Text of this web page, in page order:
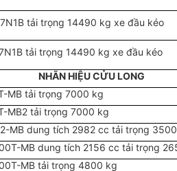
tải trọng 14490 kg xe đầu kéo
tải trọng 14490 kg xe đầu kéo
NHÃN HIỆU CỬU LONG
MB tải trọng 7000 kg
MB2 tải trọng 7000 kg
MB dung tích 2982 cc tải trọng
MB dung tích 2156 cc tải trọng
MB tải trọng 4800 kg